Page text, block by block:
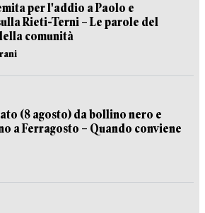
per l'addio a Paolo e
Rieti-Terni – Le parole del
comunità
(8 agosto) da bollino nero e
a Ferragosto – Quando conviene